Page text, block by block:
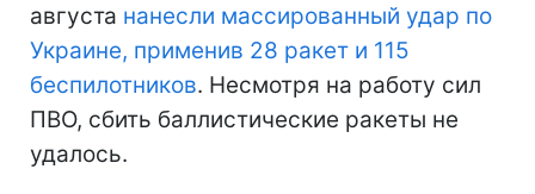
августа нанесли массированный удар по
Украине, применив 28 ракет и 115
беспилотников. Несмотря на работу сил
ПВО, сбить баллистические ракеты не
удалось.